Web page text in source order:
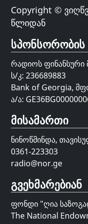
Copyright ©
წლიდან
რადიოს ფინანსური
ს/კ: 236689883
Bank of Georgia,
ა/ა:
მისამართი
ნინოწმინდა,
0361-223303
radio@nor.ge
გვეხმარებიან
ფონდი "ღია
The National